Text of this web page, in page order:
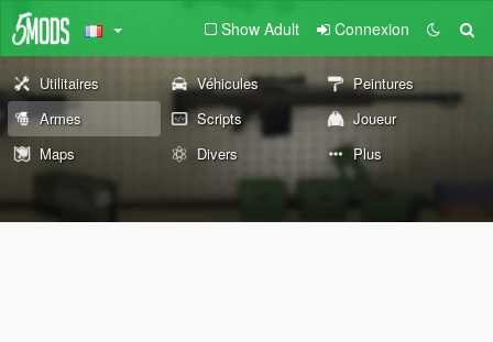
Show Adult Connexion
Utilitaires Véhicules
Peintures
Armes
Scripts
Joueur
Maps
Divers Plus